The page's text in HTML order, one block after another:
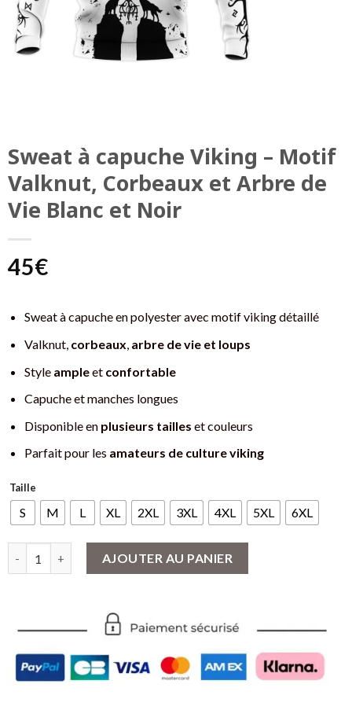
Sweat à capuche Viking – Motif
Valknut, Corbeaux et Arbre de
Vie Blanc et Noir
45€
Sweat à capuche en polyester avec motif viking détaillé
Valknut, corbeaux, arbre de vie et loups
Style ampleet confortable
Capuche et manches longues
Disponible en plusieurs tailles et couleurs
Parfait pour les amateurs de culture viking
Taille
S M L XL 2XL 3XL 4XL 5XL 6XL
AJOUTER AU PANIER